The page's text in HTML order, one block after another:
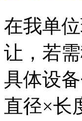
在我单
让，若
具体设
直径×长